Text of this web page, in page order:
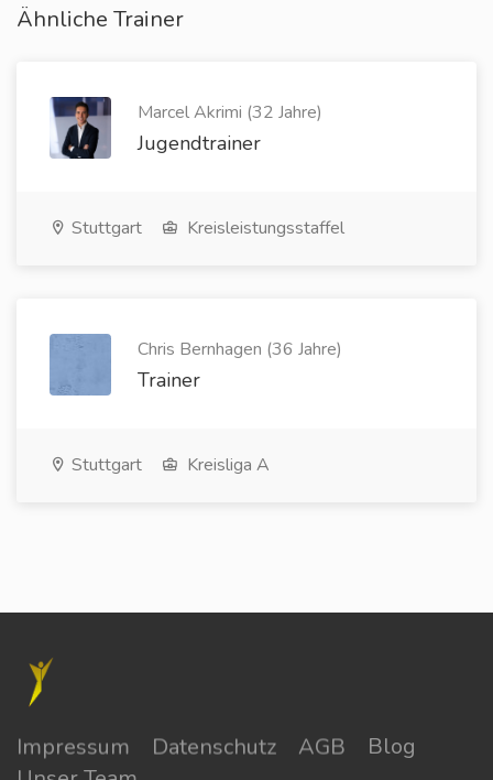
Ähnliche Trainer
Marcel Akrimi (32 Jahre)
Jugendtrainer
Stuttgart Kreisleistungsstaffel
Chris Bernhagen (36 Jahre)
Trainer
Stuttgart Kreisliga A
Impressum Datenschutz AGB
Blog